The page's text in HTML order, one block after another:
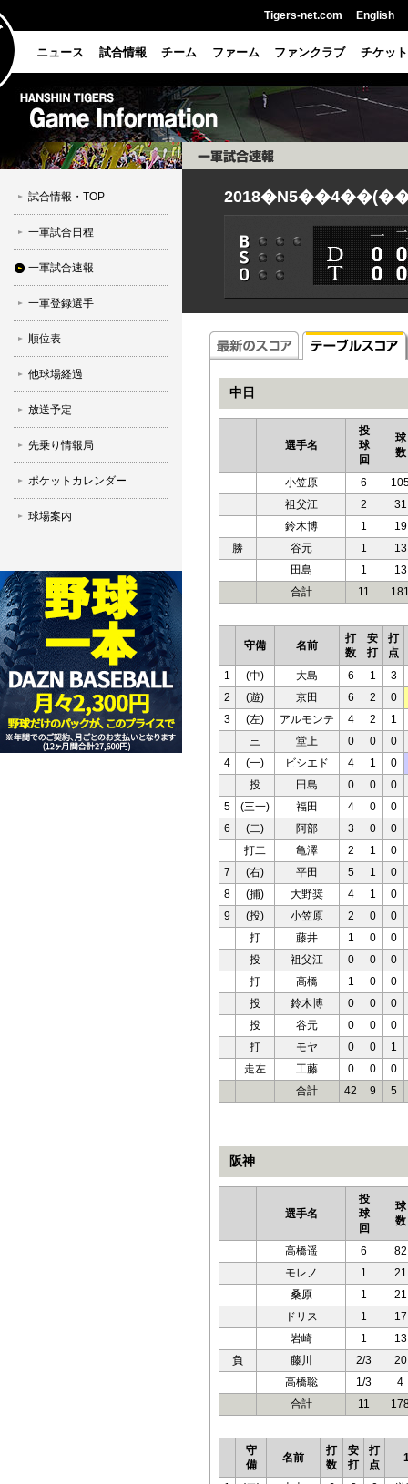
Tigers-net.com English
ニュース 試合情報 チーム ファーム ファンクラブ チケット
試合情報・TOP
一軍試合日程
一軍試合速報
一軍登録選手
順位表
他球場経過
放送予定
先乗り情報局
ポケットカレンダー
球場案内
中日
選手名
投
球
回
球
数
小笠原 6
祖父江
2
31
鈴木博
1
19
勝
谷元 1
13
田島
1
13
合計
11
守備 名前
打
数
安
打
打
点
1
(中) 大島 6 1
3
2
(遊) 京田 6 2
0
3
(左) アルモンテ 4 2
1
三
堂上 0 0
0
4
(一) ビシエド 4 1
0
投
田島 0 0
0
5
(三一) 福田 4 0
0
6
(二) 阿部 3 0
0
打二
亀澤 2 1
0
7
(右) 平田 5 1
0
8
(捕) 大野奨 4 1
0
9
(投) 小笠原 2 0
0
打
藤井 1 0
0
投
祖父江 0 0
0
打
高橋 1 0
0
投
鈴木博 0 0
0
投
谷元 0 0
0
打
モヤ 0 0
1
走左
工藤 0 0
0
合計
42 9 5
阪神
選手名
投
球
回
球
数
高橋遥 6
82
モレノ
1
21
桑原
1
21
ドリス
1
17
岩崎
1
13
負
藤川 2/3
20
高橋聡
1/3
4
合計
11
守
備
名前
打
数
安
打
打
点